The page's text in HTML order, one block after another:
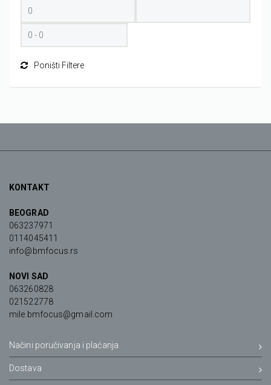
Poništi Filtere
KONTAKT
BEOGRAD
063237971
0114045411
info@bmfocus.rs
NOVI SAD
063260828
021522778
mile.bmfocus@gmail.com
Načini poručivanja i plaćanja
Dostava